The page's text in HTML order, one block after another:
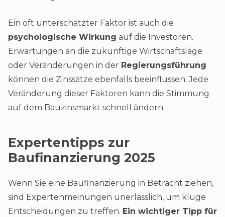
Ein oft unterschätzter Faktor ist auch die
psychologische Wirkung auf die Investoren.
Erwartungen an die zukünftige Wirtschaftslage
oder Veränderungen in der Regierungsführung
können die Zinssätze ebenfalls beeinflussen. Jede
Veränderung dieser Faktoren kann die Stimmung
auf dem Bauzinsmarkt schnell ändern.
Expertentipps zur
Baufinanzierung 2025
Wenn Sie eine Baufinanzierung in Betracht ziehen,
sind Expertenmeinungen unerlässlich, um kluge
Entscheidungen zu treffen. Ein wichtiger Tipp für